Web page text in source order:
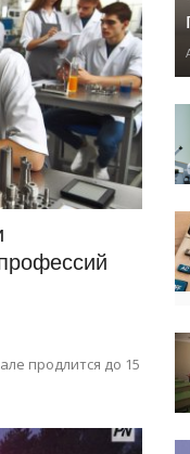
продлится до 15